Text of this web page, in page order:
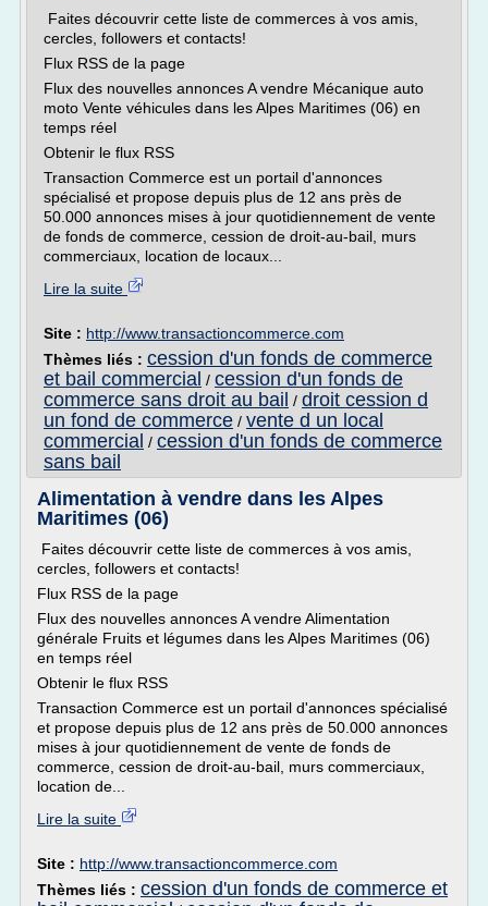
Faites découvrir cette liste de commerces à vos amis,
cercles, followers et contacts!
Flux RSS de la page
Flux des nouvelles annonces A vendre Mécanique auto
moto Vente véhicules dans les Alpes Maritimes (06) en
temps réel
Obtenir le flux RSS
Transaction Commerce est un portail d'annonces
spécialisé et propose depuis plus de 12 ans près de
50.000 annonces mises à jour quotidiennement de vente
de fonds de commerce, cession de droit-au-bail, murs
commerciaux, location de locaux...
Lire la suite
Site : http://www.transactioncommerce.com
Thèmes liés : cession d'un fonds de commerce
et bail commercial / cession d'un fonds de
commerce sans droit au bail / droit cession d
un fond de commerce / vente d un local
commercial / cession d'un fonds de commerce
sans bail
Alimentation à vendre dans les Alpes
Maritimes (06)
Faites découvrir cette liste de commerces à vos amis,
cercles, followers et contacts!
Flux RSS de la page
Flux des nouvelles annonces A vendre Alimentation
générale Fruits et légumes dans les Alpes Maritimes (06)
en temps réel
Obtenir le flux RSS
Transaction Commerce est un portail d'annonces spécialisé
et propose depuis plus de 12 ans près de 50.000 annonces
mises à jour quotidiennement de vente de fonds de
commerce, cession de droit-au-bail, murs commerciaux,
location de...
Lire la suite
Site : http://www.transactioncommerce.com
Thèmes liés : cession d'un fonds de commerce et